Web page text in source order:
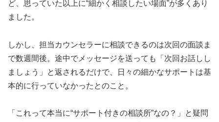
ど、思っていた以上に“細かく相談したい場面”が多くあり
ました。
しかし、担当カウンセラーに相談できるのは次回の面談ま
で数週間後。途中でメッセージを送っても「次回お話しし
ましょう」と返されるだけで、日々の細かなサポートは基
本的に行っていなかったとのこと。
「これって本当に“サポート付きの相談所”なの？」と疑問